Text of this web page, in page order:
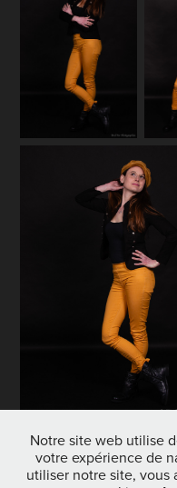
Notre site web utilise
votre expérience de
utiliser notre site, vous